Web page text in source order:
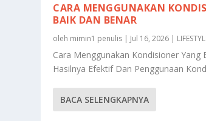
CARA MENGGUNAKAN
BAIK DAN BENAR
oleh mimin1 penulis | Jul 16, 2026 |
Cara Menggunakan Kondisioner Yang
Hasilnya Efektif Dan Penggunaan
BACA SELENGKAPNYA